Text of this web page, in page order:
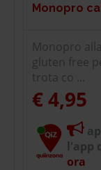
Monopro
Monopro
gluten free
trota co ...
€ 4,95
l'app
ora